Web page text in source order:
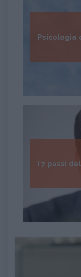
Psicologia
I 7 passi